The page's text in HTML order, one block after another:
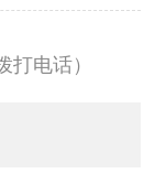
打电话）